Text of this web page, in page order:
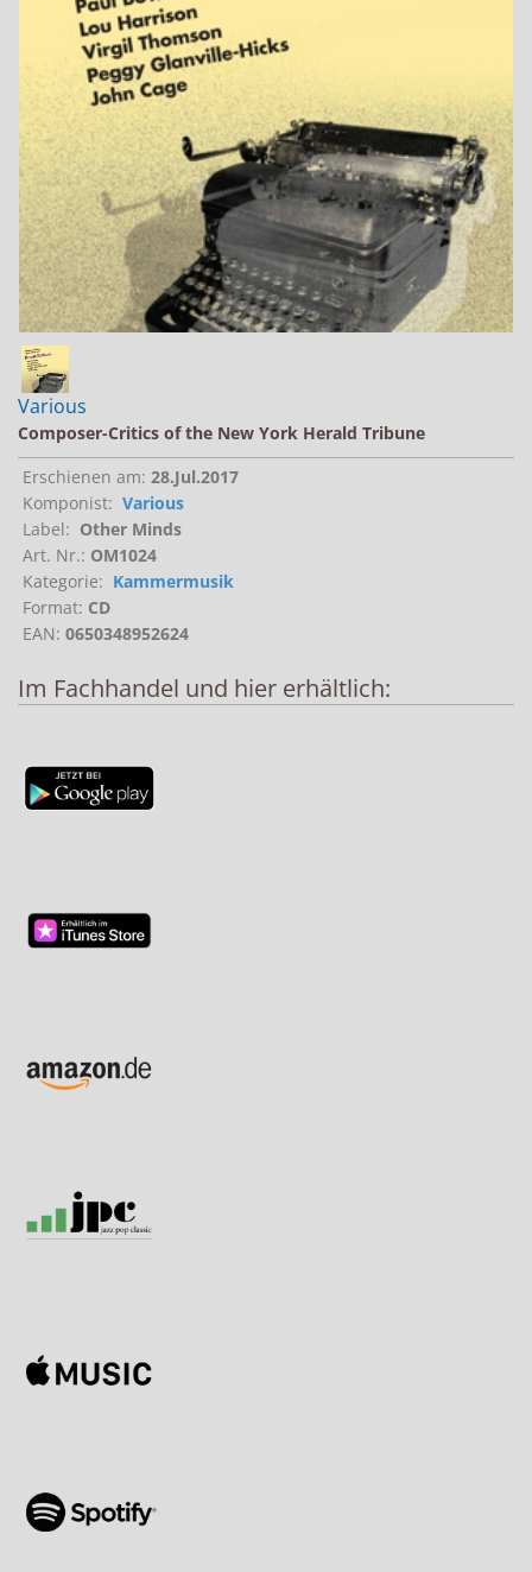
Jobs bei Naxos
Naxos Deutschland Blog
Naxos weltweit
Various
Composer-Critics of the New York Herald Tribune
Erschienen am: 28.Jul.2017
Komponist: Various
Label: Other Minds
Art. Nr.: OM1024
Kategorie: Kammermusik
Format: CD
EAN: 0650348952624
Im Fachhandel und hier erhältlich: